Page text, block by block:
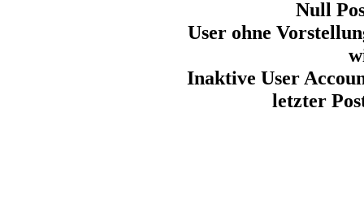
Null
User ohne
Inaktive User
letzter